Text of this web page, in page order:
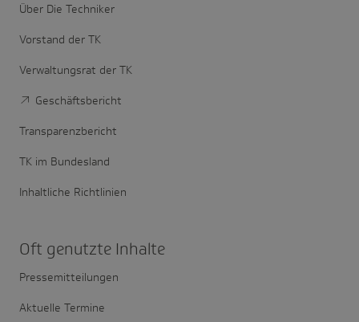
Über Die Techniker
Vorstand der TK
Verwaltungsrat der TK
Geschäftsbericht
Transparenzbericht
TK im Bundesland
Inhaltliche Richtlinien
Oft genutzte Inhalte
Pressemitteilungen
Aktuelle Termine